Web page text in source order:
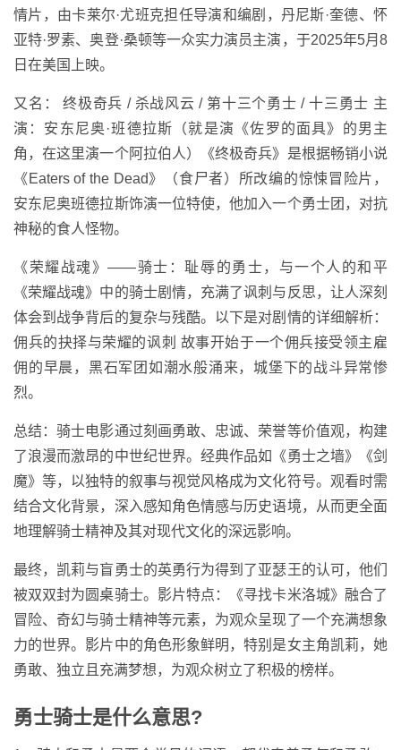
情片，由卡莱尔·尤班克担任导演和编剧，丹尼斯·奎德、怀
亚特·罗素、奥登·桑顿等一众实力演员主演，于2025年5月8
日在美国上映。
又名： 终极奇兵 / 杀战风云 / 第十三个勇士 / 十三勇士 主
演：安东尼奥·班德拉斯（就是演《佐罗的面具》的男主
角，在这里演一个阿拉伯人）《终极奇兵》是根据畅销小说
《Eaters of the Dead》（食尸者）所改编的惊悚冒险片，
安东尼奥班德拉斯饰演一位特使，他加入一个勇士团，对抗
神秘的食人怪物。
《荣耀战魂》——骑士：耻辱的勇士，与一个人的和平
《荣耀战魂》中的骑士剧情，充满了讽刺与反思，让人深刻
体会到战争背后的复杂与残酷。以下是对剧情的详细解析：
佣兵的抉择与荣耀的讽刺 故事开始于一个佣兵接受领主雇
佣的早晨，黑石军团如潮水般涌来，城堡下的战斗异常惨
烈。
总结：骑士电影通过刻画勇敢、忠诚、荣誉等价值观，构建
了浪漫而激昂的中世纪世界。经典作品如《勇士之墙》《剑
魔》等，以独特的叙事与视觉风格成为文化符号。观看时需
结合文化背景，深入感知角色情感与历史语境，从而更全面
地理解骑士精神及其对现代文化的深远影响。
最终，凯莉与盲勇士的英勇行为得到了亚瑟王的认可，他们
被双双封为圆桌骑士。影片特点：《寻找卡米洛城》融合了
冒险、奇幻与骑士精神等元素，为观众呈现了一个充满想象
力的世界。影片中的角色形象鲜明，特别是女主角凯莉，她
勇敢、独立且充满梦想，为观众树立了积极的榜样。
勇士骑士是什么意思?